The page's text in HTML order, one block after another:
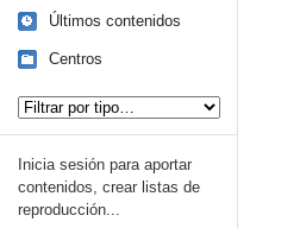
Últimos contenidos
Centros
Inicia sesión para aportar
contenidos, crear listas de
reproducción...